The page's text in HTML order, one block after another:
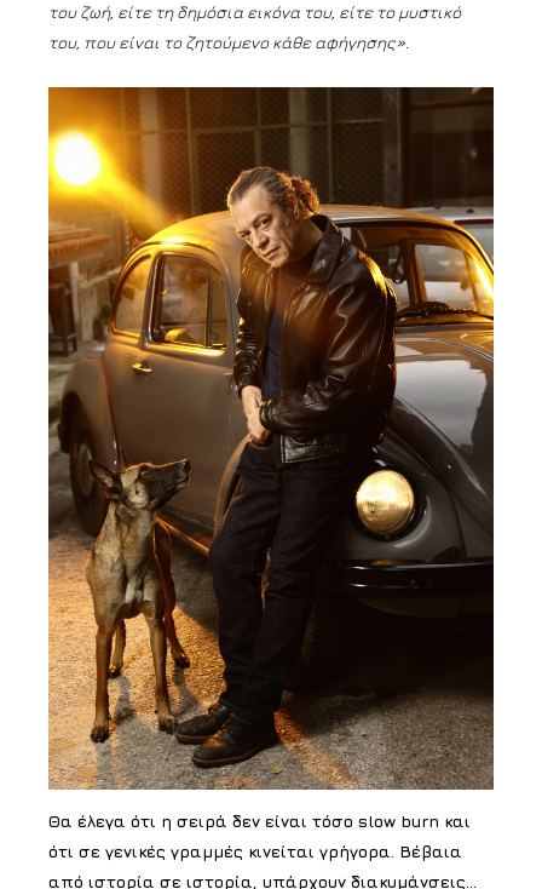
του ζωή, είτε τη δημόσια εικόνα του, είτε το μυστικό
του, που είναι το ζητούμενο κάθε αφήγησης».
Θα έλεγα ότι η σειρά δεν είναι τόσο slow burn και
ότι σε γενικές γραμμές κινείται γρήγορα. Βέβαια
από ιστορία σε ιστορία, υπάρχουν διακυμάνσεις…